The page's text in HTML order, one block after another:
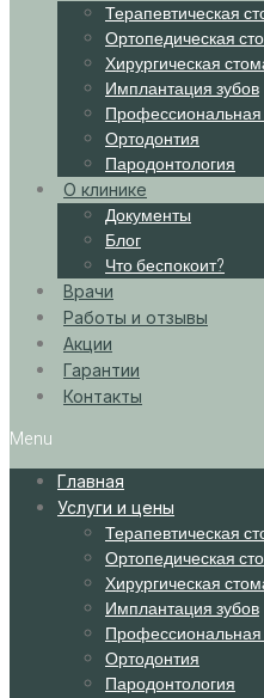
Терапевтическая
Ортопедическая
Хирургическая
Имплантация зубов
Профессиональная
Ортодонтия
Пародонтология
О клинике
Документы
Блог
Что беспокоит?
Врачи
Работы и отзывы
Акции
Гарантии
Контакты
Menu
Главная
Услуги и цены
Терапевтическая
Ортопедическая
Хирургическая
Имплантация зубов
Профессиональная
Ортодонтия
Пародонтология